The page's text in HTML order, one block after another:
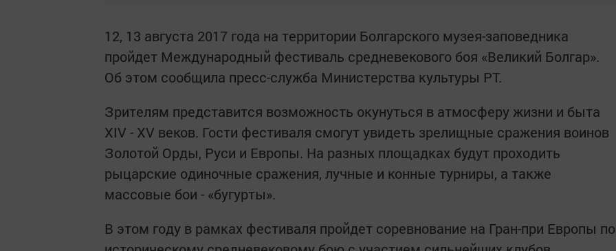
12, 13 августа 2017 года на территории Болгарского музея-заповедника
пройдет Международный фестиваль средневекового боя «Великий Болгар».
Об этом сообщила пресс-служба Министерства культуры РТ.
Зрителям представится возможность окунуться в атмосферу жизни и быта
XIV - XV веков. Гости фестиваля смогут увидеть зрелищные сражения воинов
Золотой Орды, Руси и Европы. На разных площадках будут проходить
рыцарские одиночные сражения, лучные и конные турниры, а также
массовые бои - «бугурты».
В этом году в рамках фестиваля пройдет соревнование на Гран-при Европы по